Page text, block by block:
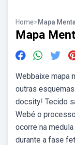
Home>Mapa
Mapa
Webbaixe mapa
outras
docsity! Tecido
Webé o
ocorre na
durante a fase